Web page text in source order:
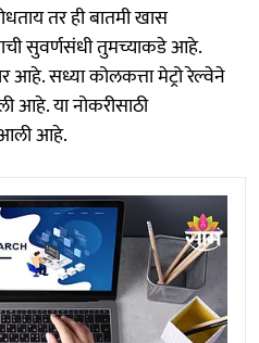
तर ही बातमी खास
सुवर्णसंधी तुमच्याकडे आहे.
आहे. सध्या कोलकत्ता मेट्रो रेल्वेने
आहे. या नोकरीसाठी
आली आहे.